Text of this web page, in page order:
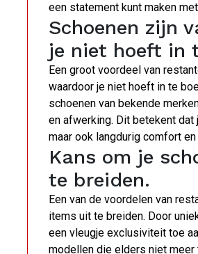
een statement kunt maken
Schoenen zijn
je niet hoeft in
Een groot voordeel van
waardoor je niet hoeft in te
schoenen van bekende
en afwerking. Dit betekent
maar ook langdurig comfort
Kans om je
te breiden.
Een van de voordelen van
items uit te breiden. Door
een vleugje exclusiviteit toe
modellen die elders niet